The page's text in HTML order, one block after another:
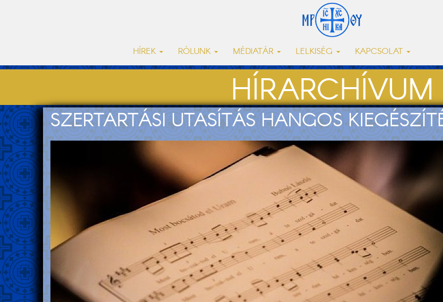
HÍREK RÓLUNK MÉDIATÁR LELKISÉG KAPCSOLAT
HÍRARCHÍVUM
SZERTARTÁSI UTASÍTÁS HANGOS